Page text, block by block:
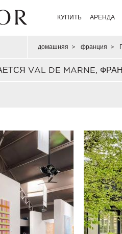
КУПИТЬ АРЕНДА
домашняя > франция >
VAL DE MARNE,